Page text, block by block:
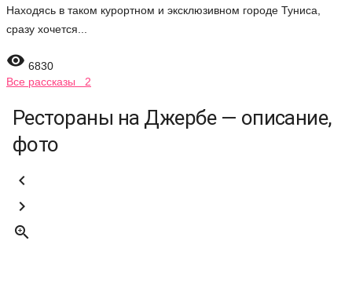
Находясь в таком курортном и эксклюзивном городе Туниса,
сразу хочется...
 6830
Все рассказы 2
Рестораны на Джербе — описание,
фото


